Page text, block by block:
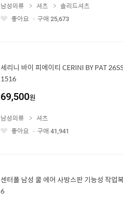
좋
남성의류 셔츠
솔리드셔츠
좋아요
구매 25,673
세리니 바이 피에이티 CERINI BY PAT
1516
69,500원
좋
남성의류
셔츠
좋아요
구매 41,941
센터폴 남성 쿨 에어 사방스판 기능성 작업
6